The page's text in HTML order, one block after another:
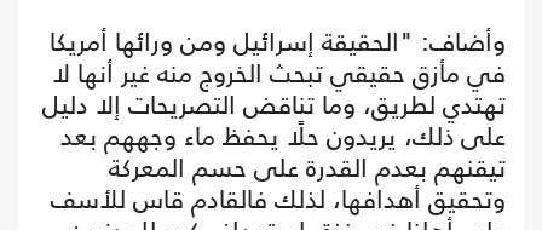
وأضاف: "الحقيقة إسرائيل ومن ورائها أمريكا
في مأزق حقيقي تبحث الخروج منه غير أنها لا
تهتدي لطريق، وما تناقض التصريحات إلا دليل
على ذلك، يريدون حلًا يحفظ ماء وجههم بعد
تيقنهم بعدم القدرة على حسم المعركة
وتحقيق أهدافها، لذلك فالقادم قاس للأسف